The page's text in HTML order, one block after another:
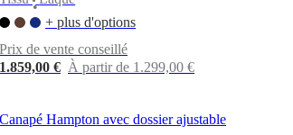
•
+ plus d'options
Prix de vente conseillé
1.859,00 € À partir de 1.299,00 €
Canapé Hampton avec dossier ajustable